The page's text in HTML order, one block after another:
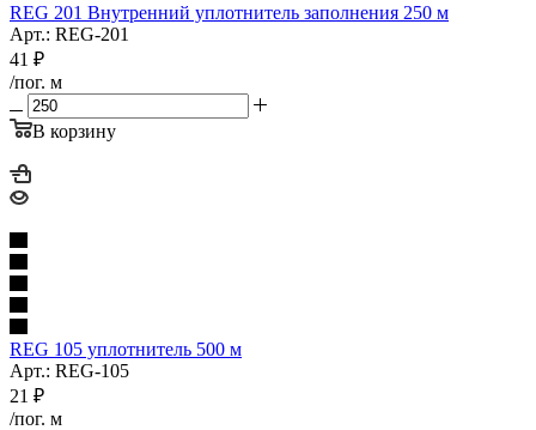
REG 201 Внутренний уплотнитель заполнения 250 м
Арт.: REG-201
41 ₽
/пог. м
В корзину
REG 105 уплотнитель 500 м
Арт.: REG-105
21 ₽
/пог. м